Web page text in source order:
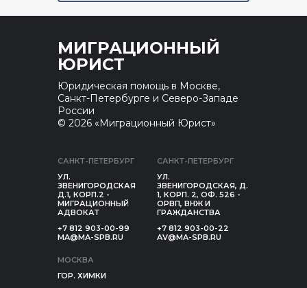
МИГРАЦИОННЫЙ
ЮРИСТ
Юридическая помощь в Москве,
Санкт-Петербурге и Северо-Западе
России
© 2026 «Миграционный Юрист»
САНКТ-ПЕТЕРБУРГ
УЛ.
ЗВЕНИГОРОДСКАЯ
Д.1, КОРП.2 -
МИГРАЦИОННЫЙ
АДВОКАТ
+7 812 903-00-99
MA@MA-SPB.RU
САНКТ-ПЕТЕРБУРГ
УЛ.
ЗВЕНИГОРОДСКАЯ, Д.
1, КОРП. 2, ОФ. 526 -
ОРВП, ВНЖ И
ГРАЖДАНСТВА
+7 812 903-00-22
AV@MA-SPB.RU
МОСКВА
ГОР. ХИМКИ